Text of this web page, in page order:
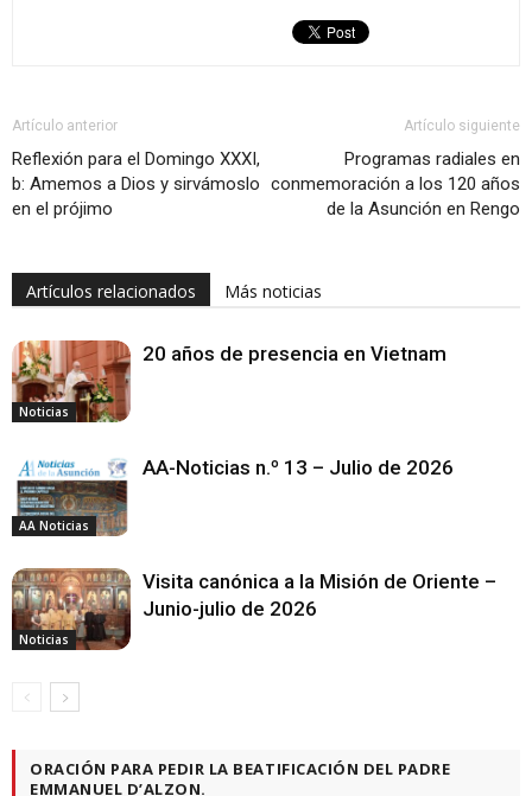
Artículo anterior
Reflexión para el Domingo XXXI,
b: Amemos a Dios y sirvámoslo
en el prójimo
Artículo siguiente
Programas radiales en
conmemoración a los 120 años
de la Asunción en Rengo
Artículos relacionados Más noticias
Noticias
20 años de presencia en Vietnam
AA Noticias
AA-Noticias n.º 13 – Julio de 2026
Noticias
Visita canónica a la Misión de Oriente –
Junio-julio de 2026
ORACIÓN PARA PEDIR LA BEATIFICACIÓN DEL PADRE
EMMANUEL D’ALZON.